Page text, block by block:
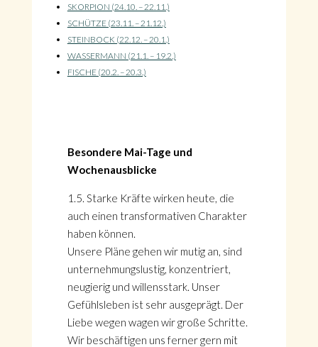
SKORPION (24.10. – 22.11.)
SCHÜTZE (23.11. – 21.12.)
STEINBOCK (22.12. – 20.1.)
WASSERMANN (21.1. – 19.2.)
FISCHE (20.2. – 20.3.)
Besondere Mai-Tage und
Wochenausblicke
1.5. Starke Kräfte wirken heute, die
auch einen transformativen Charakter
haben können.
Unsere Pläne gehen wir mutig an, sind
unternehmungslustig, konzentriert,
neugierig und willensstark. Unser
Gefühlsleben ist sehr ausgeprägt. Der
Liebe wegen wagen wir große Schritte.
Wir beschäftigen uns ferner gern mit